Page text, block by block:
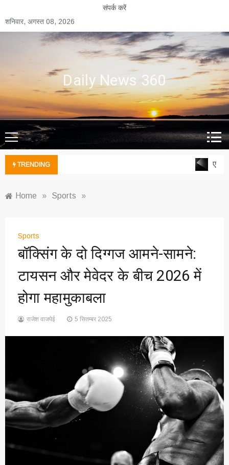
to
content
संपर्क करें
शनिवार, अगस्त 08, 2026
Daily News 360
TRENDING
Home » Sports »
Sports
बॉक्सिंग के दो दिग्गज आमने-सामने:
टायसन और मेवेदर के बीच 2026 में
होगा महामुकाबला
राजेश वाजपेई 5 सितम्बर 2025